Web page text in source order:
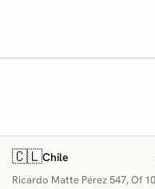
🇨🇱Chile
Ricardo Matte Pérez 547, Of